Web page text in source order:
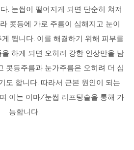
. 눈썹이 떨어지게 되면 단순히 쳐져
콧등에 가로 주름이 심해지고 눈이
됩니다. 이를 해결하기 위해 피부를
하게 되면 오히려 강한 인상만을 남
콧등주름과 눈가주름은 오히려 더 심
도 합니다. 따라서 근본 원인이 되는
이는 이마/눈썹 리프팅술을 통해 가
능합니다.